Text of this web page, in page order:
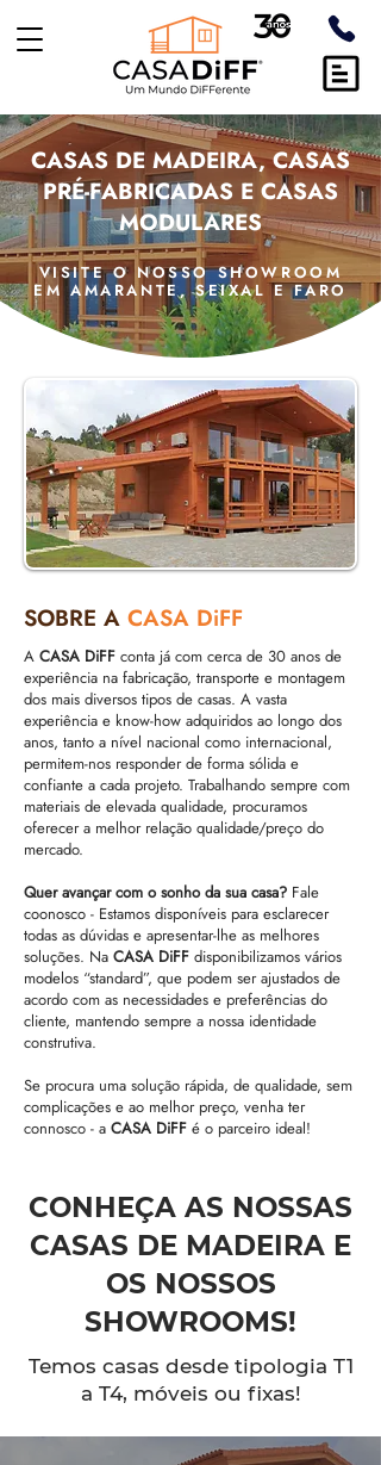
CASAS DE MADEIRA, CASAS
PRÉ-FABRICADAS E CASAS
MODULARES
VISITE O NOSSO SHOWROOM
EM AMARANTE, SEIXAL E FARO
SOBRE A CASA DiFF
A CASA DiFF conta já com cerca de 30 anos de
experiência na fabricação, transporte e montagem
dos mais diversos tipos de casas. A vasta
experiência e know-how adquiridos ao longo dos
anos, tanto a nível nacional como internacional,
permitem-nos responder de forma sólida e
confiante a cada projeto. Trabalhando sempre com
materiais de elevada qualidade, procuramos
oferecer a melhor relação qualidade/preço do
mercado.
Quer avançar com o sonho da sua casa? Fale
coonosco - Estamos disponíveis para esclarecer
todas as dúvidas e apresentar-lhe as melhores
soluções. Na CASA DiFF disponibilizamos vários
modelos “standard”, que podem ser ajustados de
acordo com as necessidades e preferências do
cliente, mantendo sempre a nossa identidade
construtiva.
Se procura uma solução rápida, de qualidade, sem
complicações e ao melhor preço, venha ter
connosco - a CASA DiFF é o parceiro ideal!
CONHEÇA AS NOSSAS
CASAS DE MADEIRA E
OS NOSSOS
SHOWROOMS!
Temos casas desde tipologia T1
a T4, móveis ou fixas!